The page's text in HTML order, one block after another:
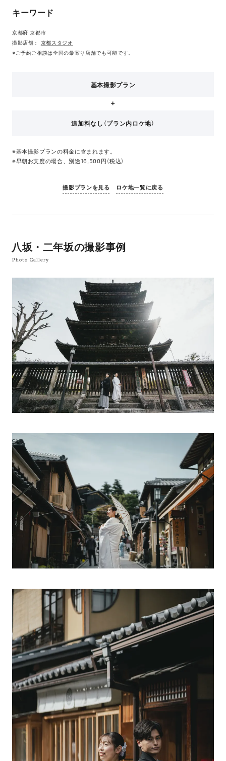
キーワード
京都府 京都市
撮影店舗： 京都スタジオ
※ご予約ご相談は全国の最寄り店舗でも可能です。
基本撮影プラン
追加料なし（プラン内ロケ地）
※基本撮影プランの料金に含まれます。
※早朝お支度の場合、別途16,500円（税込）
撮影プランを見る ロケ地一覧に戻る
八坂・二年坂の撮影事例
Photo Gallery